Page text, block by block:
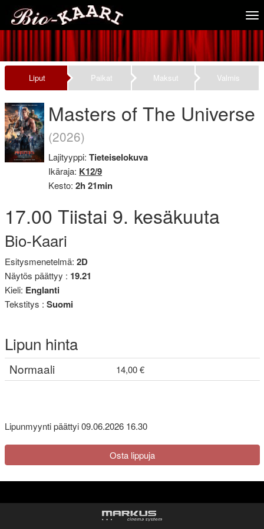
Liput Paikat Maksut Valmis
Masters of The Universe
(2026)
Lajityyppi:Tieteiselokuva
Ikäraja: K12/9
Kesto:2h 21min
17.00 Tiistai 9. kesäkuuta
Bio-Kaari
Esitysmenetelmä: 2D
Näytös päättyy : 19.21
Kieli: Englanti
Tekstitys : Suomi
Lipun hinta
Normaali 14,00 €
Lipunmyynti päättyi 09.06.2026 16.30
Osta lippuja